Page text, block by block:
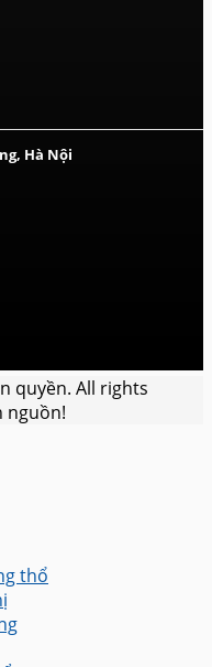
Hà Nội
quyền. All rights
nguồn!
thổ